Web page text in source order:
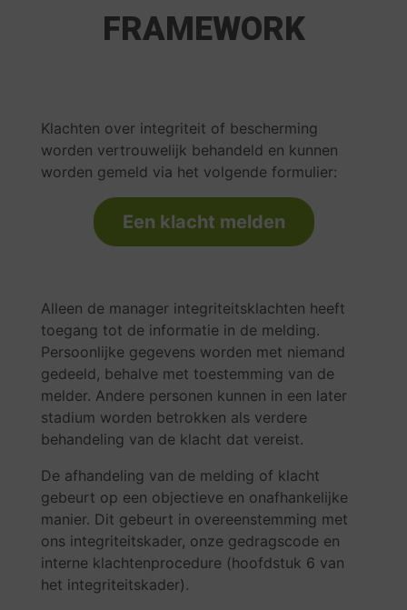
FRAMEWORK
Klachten over integriteit of bescherming
worden vertrouwelijk behandeld en kunnen
worden gemeld via het volgende formulier:
Een klacht melden
Alleen de manager integriteitsklachten heeft
toegang tot de informatie in de melding.
Persoonlijke gegevens worden met niemand
gedeeld, behalve met toestemming van de
melder. Andere personen kunnen in een later
stadium worden betrokken als verdere
behandeling van de klacht dat vereist.
De afhandeling van de melding of klacht
gebeurt op een objectieve en onafhankelijke
manier. Dit gebeurt in overeenstemming met
ons integriteitskader, onze gedragscode en
interne klachtenprocedure (hoofdstuk 6 van
het integriteitskader).